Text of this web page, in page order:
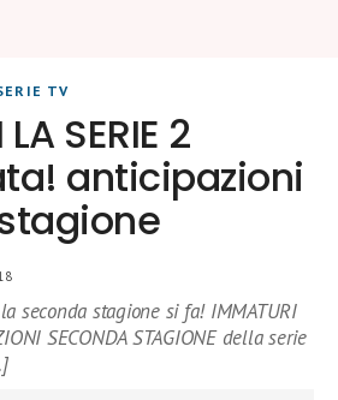
TV
SERIE 2
anticipazioni
seconda stagione si fa! IMMATURI
SECONDA STAGIONE della serie